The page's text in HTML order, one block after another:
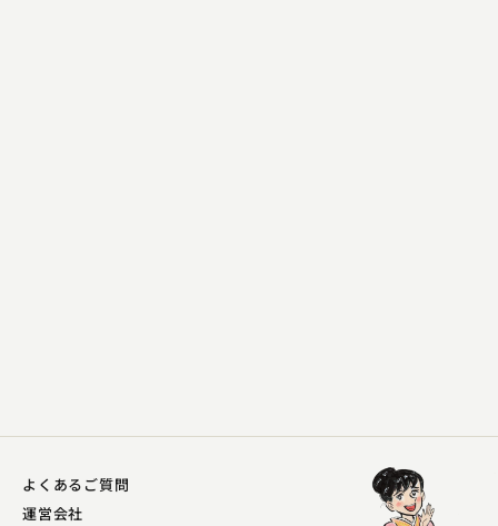
よくあるご質問
運営会社